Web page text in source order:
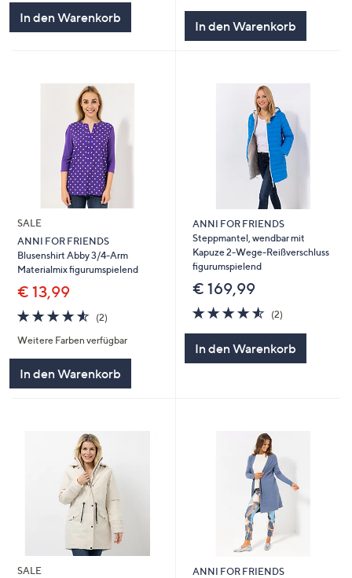
In den Warenkorb
In den Warenkorb
SALE
ANNI FOR FRIENDS
Blusenshirt Abby 3/4-Arm
Materialmix figurumspielend
€ 13,99
4.5
von
5
(2)
Weitere Farben verfügbar
In den Warenkorb
ANNI FOR FRIENDS
Steppmantel, wendbar mit
Kapuze 2-Wege-Reißverschluss
figurumspielend
€ 169,99
4.5
von
5
(2)
In den Warenkorb
SALE
ANNI FOR FRIENDS